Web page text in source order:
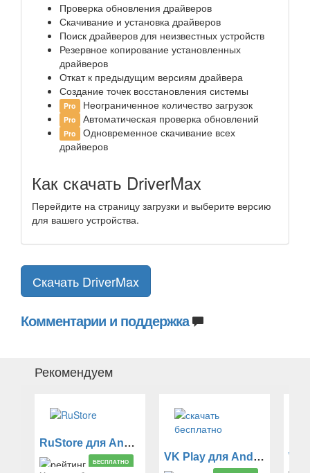
Проверка обновления драйверов
Скачивание и установка драйверов
Поиск драйверов для неизвестных устройств
Резервное копирование установленных
драйверов
Откат к предыдущим версиям драйвера
Создание точек восстановления системы
Pro Неограниченное количество загрузок
Pro Автоматическая проверка обновлений
Pro Одновременное скачивание всех
драйверов
Как скачать DriverMax
Перейдите на страницу загрузки и выберите версию
для вашего устройства.
Скачать DriverMax
Комментарии и поддержка
Рекомендуем
RuStore для Android
БЕСПЛАТНО VK Play для Android